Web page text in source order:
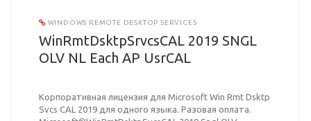
WINDOWS REMOTE DESKTOP SERVICES
WinRmtDsktpSrvcsCAL 2019 SNGL
OLV NL Each AP UsrCAL
Корпоративная лицензия для Microsoft Win Rmt Dsktp
Svcs CAL 2019 для одного языка. Разовая оплата.